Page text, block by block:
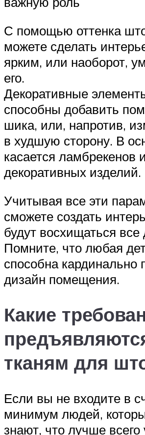
С помощью оттенка
можете сделать
ярким, или наоборот,
его.
Декоративные
способны добавить
шика, или, напротив,
в худшую сторону. В
касается ламбрекенов
декоративных изделий.
Учитывая все эти
сможете создать
будут восхищаться
Помните, что любая
способна кардинально
дизайн помещения.
Какие
тканям для
Если вы не входите в
минимум людей,
знают, что лучше всего